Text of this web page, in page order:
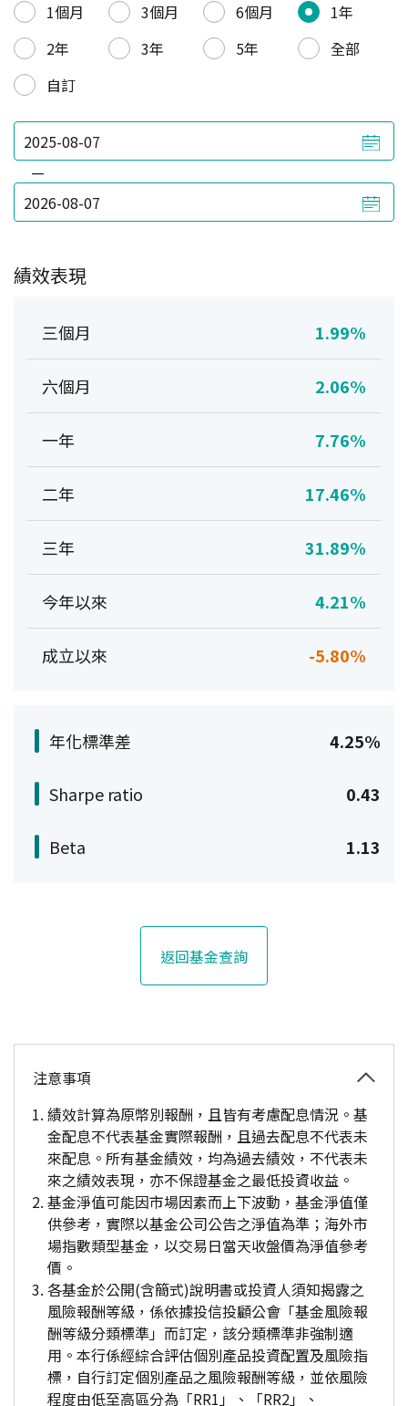
1個月
3個月 6個月
1年
2年
3年 5年
全部
自訂
—
績效表現
三個月 1.99%
六個月 2.06%
一年 7.76%
二年 17.46%
三年 31.89%
今年以來 4.21%
成立以來 -5.80%
年化標準差 4.25%
Sharpe ratio 0.43
Beta 1.13
返回基金查詢
注意事項
績效計算為原幣別報酬，且皆有考慮配息情況。基
金配息不代表基金實際報酬，且過去配息不代表未
來配息。所有基金績效，均為過去績效，不代表未
來之績效表現，亦不保證基金之最低投資收益。
基金淨值可能因市場因素而上下波動，基金淨值僅
供參考，實際以基金公司公告之淨值為準；海外市
場指數類型基金，以交易日當天收盤價為淨值參考
價。
各基金於公開(含簡式)說明書或投資人須知揭露之
風險報酬等級，係依據投信投顧公會「基金風險報
酬等級分類標準」而訂定，該分類標準非強制適
用。本行係經綜合評估個別產品投資配置及風險指
標，自行訂定個別產品之風險報酬等級，並依風險
程度由低至高區分為「RR1」、「RR2」、